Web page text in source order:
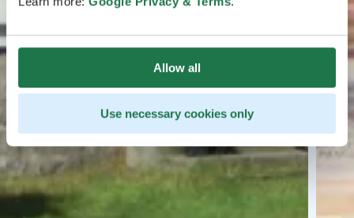
Allow all
Use necessary cookies only